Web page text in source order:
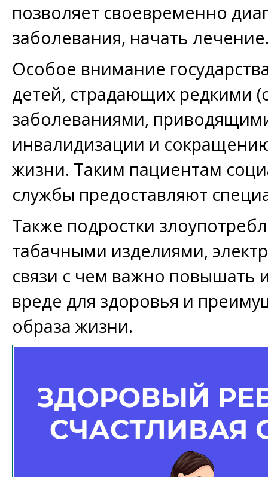
позволяет своевременно
заболевания, начать
Особое внимание
детей, страдающих редкими
заболеваниями,
инвалидизации и
жизни. Таким пациентам
службы предоставляют
Также подростки
табачными изделиями,
связи с чем важно повышать
вреде для здоровья и
образа жизни.